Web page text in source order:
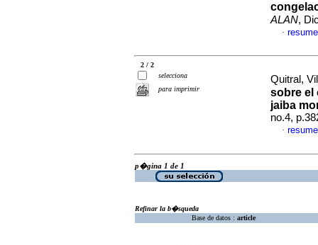
ALAN,
·
2 / 2
selecciona
para imprimir
Quitral,
sobre el
jaiba
no.4,
·
p�gina 1 de 1
Refinar la b�squeda
Base de datos : article